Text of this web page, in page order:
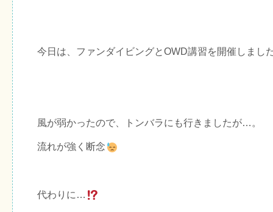
今日は、ファンダイビングとOWD講習を開催しまし
風が弱かったので、トンバラにも行きましたが…。
流れが強く断念
代わりに…